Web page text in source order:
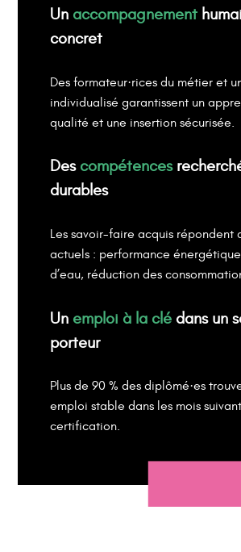
Un accompagnement
concret
Des formateur·rices du métier et
individualisé garantissent un
qualité et une insertion sécurisée.
Des compétences
durables
Les savoir-faire acquis répondent
actuels : performance
d’eau, réduction des
Un emploi à la clé dans un
porteur
Plus de 90 % des diplômé·es
emploi stable dans les mois
certification.